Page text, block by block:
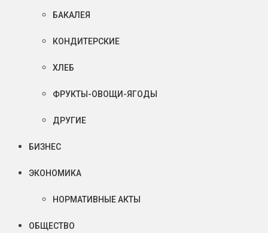
БАКАЛЕЯ
КОНДИТЕРСКИЕ
ХЛЕБ
ФРУКТЫ-ОВОЩИ-ЯГОДЫ
ДРУГИЕ
БИЗНЕС
ЭКОНОМИКА
НОРМАТИВНЫЕ АКТЫ
ОБЩЕСТВО